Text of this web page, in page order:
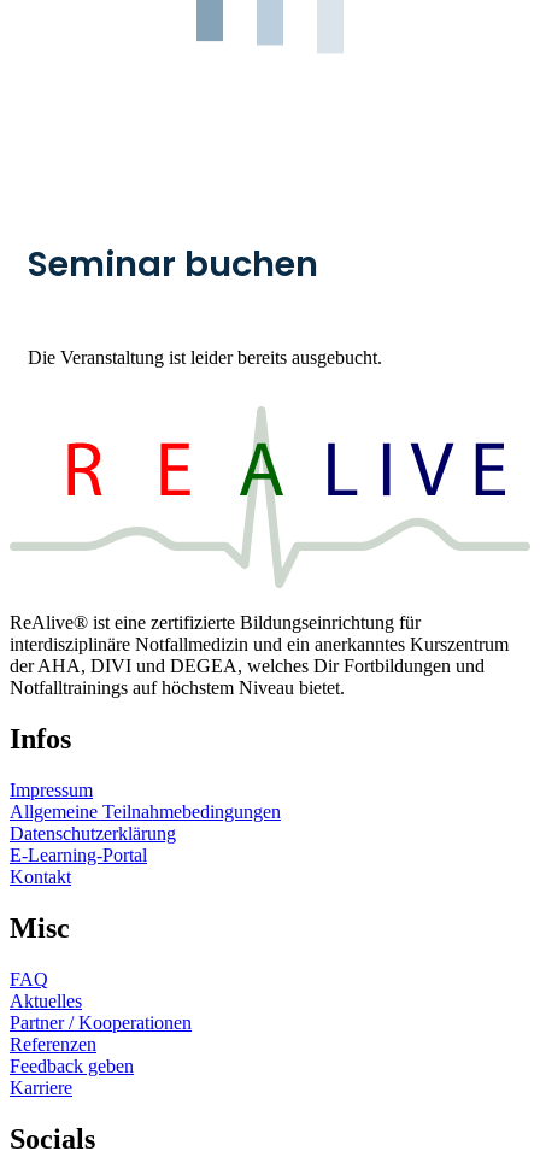
Seminar buchen
Die Veranstaltung ist leider bereits ausgebucht.
ReAlive® ist eine zertifizierte Bildungseinrichtung für
interdisziplinäre Notfallmedizin und ein anerkanntes Kurszentrum
der AHA, DIVI und DEGEA, welches Dir Fortbildungen und
Notfalltrainings auf höchstem Niveau bietet.
Infos
Impressum
Allgemeine Teilnahmebedingungen
Datenschutzerklärung
E-Learning-Portal
Kontakt
Misc
FAQ
Aktuelles
Partner / Kooperationen
Referenzen
Feedback geben
Karriere
Socials